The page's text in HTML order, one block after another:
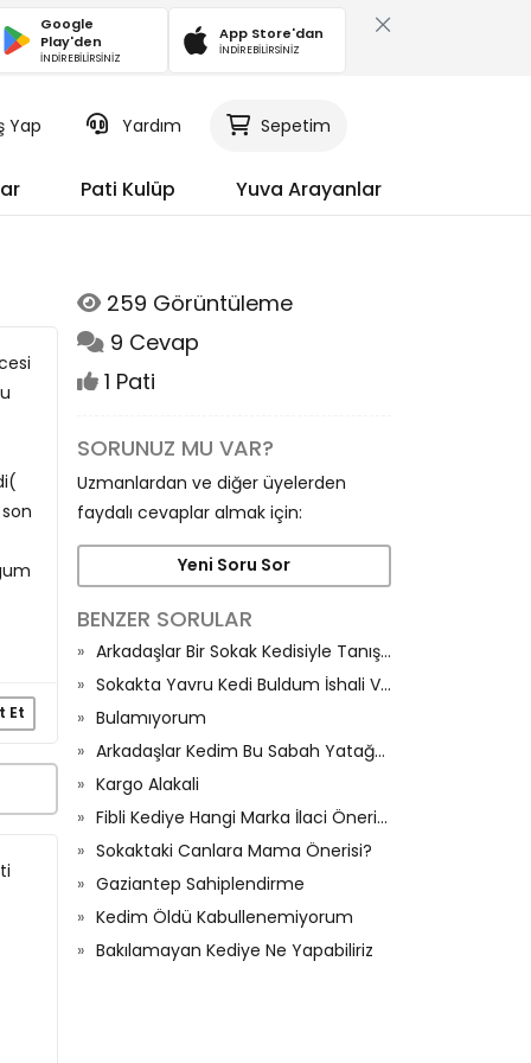
Google
Play'den
İNDİREBİLİRSİNİZ
App Store'dan
İNDİREBİLİRSİNİZ
Yap Yardım Sepetim
Pati Kulüp Yuva Arayanlar
Et
259 Görüntüleme
9 Cevap
1 Pati
SORUNUZ MU VAR?
Uzmanlardan ve diğer üyelerden
faydalı cevaplar almak için:
Yeni Soru Sor
BENZER SORULAR
Arkadaşlar Bir Sokak Kedisiyle Tanıştım
Sokakta Yavru Kedi Buldum İshali Var Ne Yapabilirim Evde🙏🏼
Bulamıyorum
Arkadaşlar Kedim Bu Sabah Yatağa İşedi Ve Halıya Sıçtı
Kargo Alakali
Fibli Kediye Hangi Marka İlaci Önerirsiniz
Sokaktaki Canlara Mama Önerisi?
Gaziantep Sahiplendirme
Kedim Öldü Kabullenemiyorum
Bakılamayan Kediye Ne Yapabiliriz